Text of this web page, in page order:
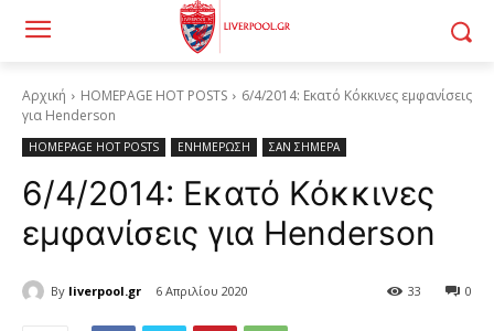
Αρχική HOMEPAGE HOT POSTS
6/4/2014: Εκατό Κόκκινες εμφανίσεις
για Henderson
HOMEPAGE HOT POSTS ΕΝΗΜΕΡΩΣΗ ΣΑΝ ΣΗΜΕΡΑ
6/4/2014: Εκατό Κόκκινες
εμφανίσεις για Henderson
By liverpool.gr 6 Απριλίου 2020 0
33